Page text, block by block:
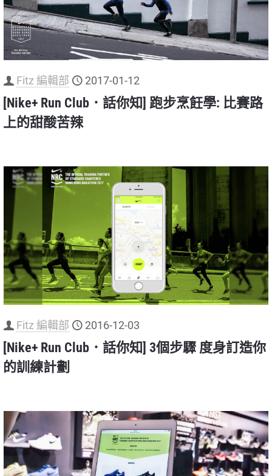
Fitz 編輯部 2017-01-12
[Nike+ Run Club．話你知] 跑步烹飪學: 比賽路
上的甜酸苦辣
Fitz 編輯部 2016-12-03
[Nike+ Run Club．話你知] 3個步驟 度身訂造你
的訓練計劃